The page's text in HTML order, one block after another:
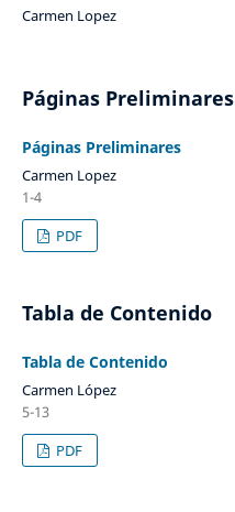
Carmen Lopez
Páginas Preliminares
Páginas Preliminares
Carmen Lopez
1-4
PDF
Tabla de Contenido
Tabla de Contenido
Carmen López
5-13
PDF